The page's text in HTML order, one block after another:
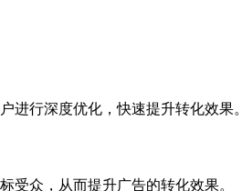
进行深度优化，快速提升转化效果。
受众，从而提升广告的转化效果。